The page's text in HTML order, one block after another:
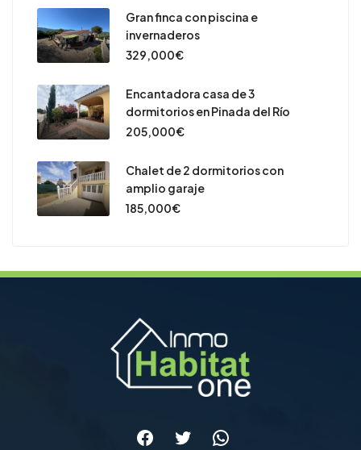
Gran finca con piscina e
invernaderos
329,000€
Encantadora casa de 3
dormitorios en Pinada del Río
205,000€
Chalet de 2 dormitorios con
amplio garaje
185,000€
Facebook
TwitterWhatsApp